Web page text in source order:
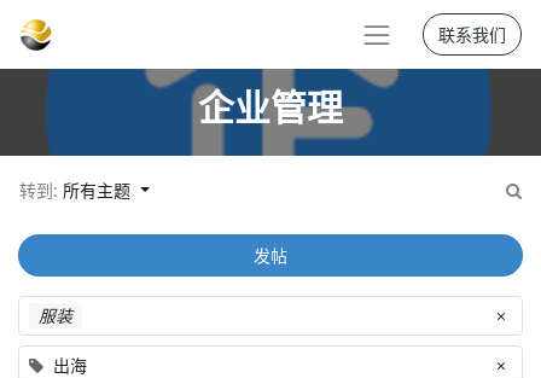
联系我们
企业管理
转到: 所有主题
服装 ×
出海 ×
发帖